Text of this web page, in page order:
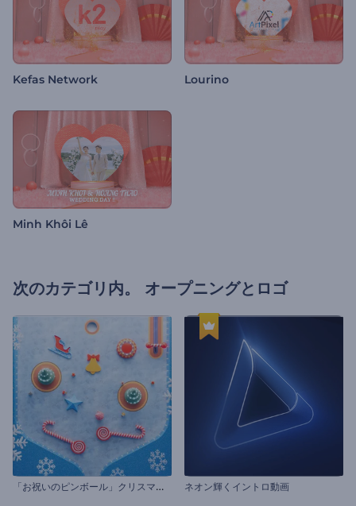
Kefas Network Lourino
Minh Khôi Lê
次のカテゴリ内。 オープニングとロゴ
「
お祝いのピンボール」クリスマスのグリーティング ネオン輝くイントロ動画